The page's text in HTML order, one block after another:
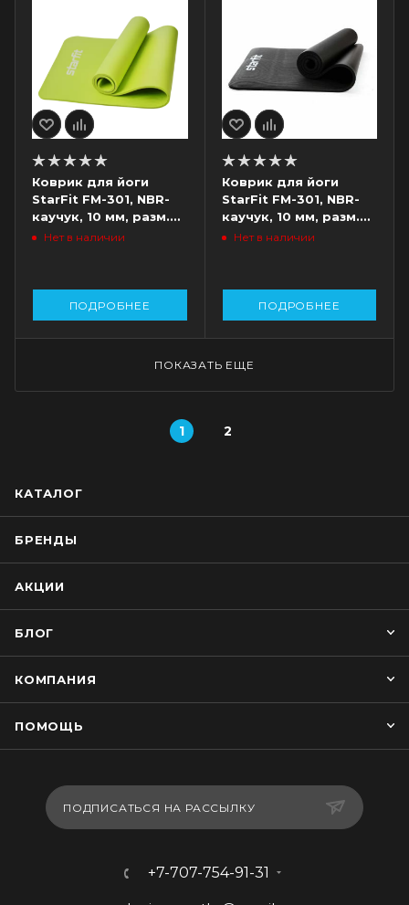
Коврик для йоги
StarFit FM-301, NBR-
каучук, 10 мм, разм.
183 х 61 см, лаймовый
Нет в наличии
ПОДРОБНЕЕ
Коврик для йоги
StarFit FM-301, NBR-
каучук, 10 мм, разм.
183 х 61 см, черный
Нет в наличии
ПОДРОБНЕЕ
ПОКАЗАТЬ ЕЩЕ
1 2
КАТАЛОГ
БРЕНДЫ
АКЦИИ
БЛОГ
КОМПАНИЯ
ПОМОЩЬ
ПОДПИСАТЬСЯ НА РАССЫЛКУ
+7-707-754-91-31